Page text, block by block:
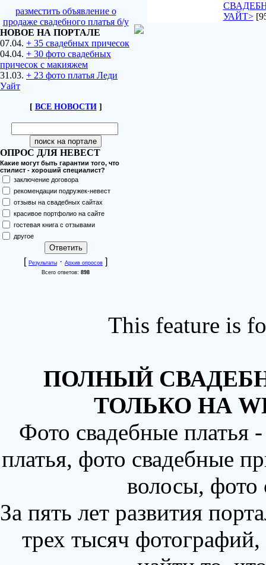
разместить объявление о
продаже свадебного платья б/у
НОВОЕ НА ПОРТАЛЕ
07.04. + 35 свадебных причесок
04.04. + 30 фото свадебных
причесок с макияжем
31.03. + 23 фото платья Леди
Уайт
[ ВСЕ НОВОСТИ]
ОПРОС ДЛЯ НЕВЕСТ
Какие могут быть гарантии того, что
стилист - хороший специалист?
заключение договора
рекомендации подружек-невест
отзывы на свадебных сайтах
красивое портфолио на сайте
гостевая книга с отзывами
другое
[ Результаты · Архив опросов ]
Всего ответов: 898
УАЙТ>
This feature is
ПОЛНЫЙ
ТОЛЬКО НА
Фото свадебные
платья, фото свадебные
волосы,
За пять лет развития
трех тысяч